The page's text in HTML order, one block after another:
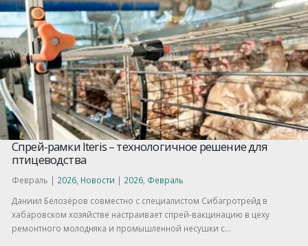
Спрей-рамки Iteris – технологичное решение для
птицеводства
Февраль | 2026 Новости | 2026 Февраль
Даниил Белозёров совместно с специалистом Сибагротрейд в
хабаровском хозяйстве настраивает спрей-вакцинацию в цеху
ремонтного молодняка и промышленной несушки с...